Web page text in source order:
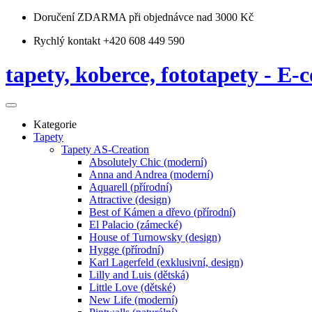
Doručení ZDARMA při objednávce nad 3000 Kč
Rychlý kontakt +420 608 449 590
tapety, koberce, fototapety - E-
Kategorie
Tapety
Tapety AS-Creation
Absolutely Chic (moderní)
Anna and Andrea (moderní)
Aquarell (přírodní)
Attractive (design)
Best of Kámen a dřevo (přírodní)
El Palacio (zámecké)
House of Turnowsky (design)
Hygge (přírodní)
Karl Lagerfeld (exklusivní, design)
Lilly and Luis (dětská)
Little Love (dětské)
New Life (moderní)